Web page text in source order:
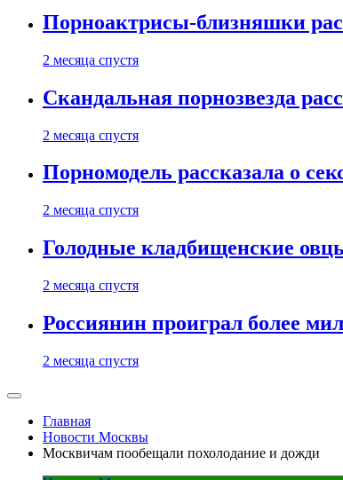
Порноактрисы-близняшки
2 месяца спустя
Скандальная порнозвезда
2 месяца спустя
Порномодель рассказала о
2 месяца спустя
Голодные кладбищенские
2 месяца спустя
Россиянин проиграл более
2 месяца спустя
Главная
Новости Москвы
Москвичам пообещали похолодание и дожди